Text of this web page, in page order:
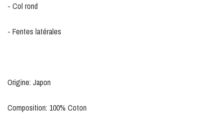
- Col rond
- Fentes latérales
Origine: Japon
Composition: 100% Coton